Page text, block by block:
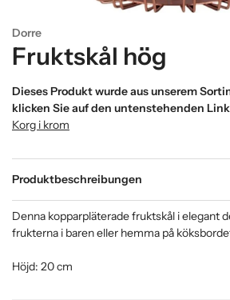
Dorre
Fruktskål hög
Dieses Produkt wurde aus unserem
klicken Sie auf den untenstehenden
Korg i krom
Produktbeschreibungen
Denna kopparpläterade fruktskål i elegant
frukterna i baren eller hemma på
Höjd: 20 cm